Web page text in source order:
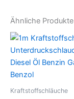
Ähnliche Produkte
Kraftstoffschläuche